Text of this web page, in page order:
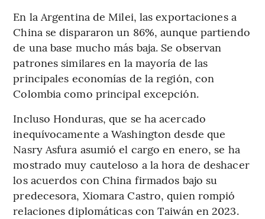
En la Argentina de Milei, las exportaciones a
China se dispararon un 86%, aunque partiendo
de una base mucho más baja. Se observan
patrones similares en la mayoría de las
principales economías de la región, con
Colombia como principal excepción.
Incluso Honduras, que se ha acercado
inequívocamente a Washington desde que
Nasry Asfura asumió el cargo en enero, se ha
mostrado muy cauteloso a la hora de deshacer
los acuerdos con China firmados bajo su
predecesora, Xiomara Castro, quien rompió
relaciones diplomáticas con Taiwán en 2023.